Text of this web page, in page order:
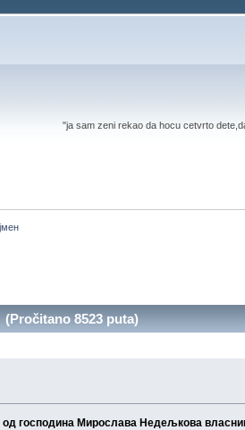
"ja sam zeni rekao da hocu cetvrto
8523 puta)
од господина Мирослава Недељкова